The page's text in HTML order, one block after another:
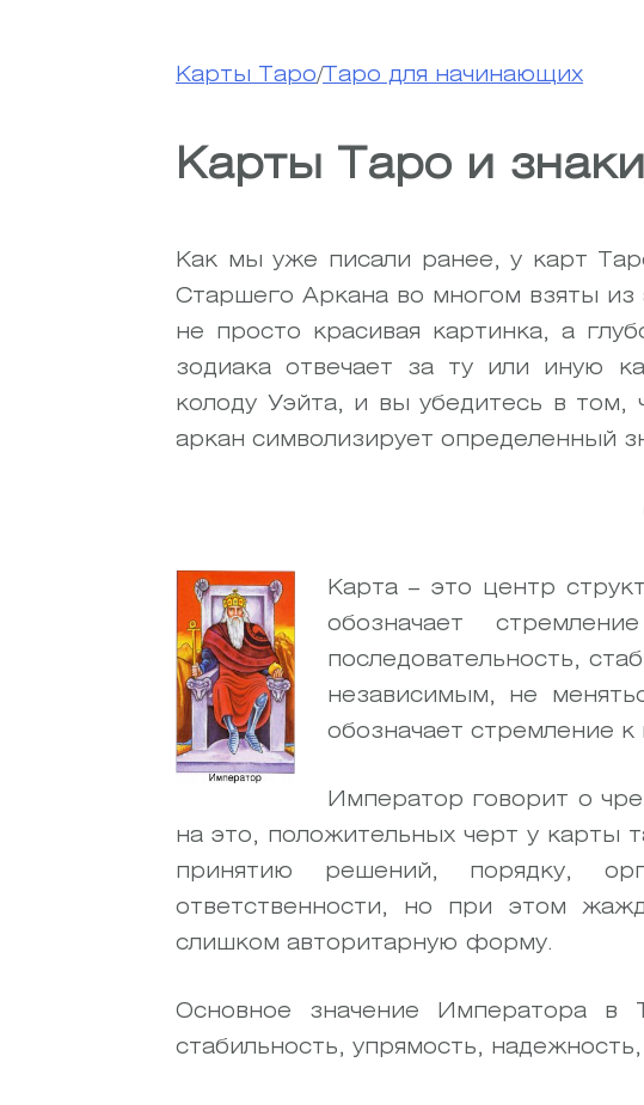
Карты Таро/ Таро для начинающих
Карты Таро и
Как мы уже писали ранее, у карт
Старшего Аркана во многом взяты из
не просто красивая картинка, а
зодиака отвечает за ту или иную
колоду Уэйта, и вы убедитесь в
аркан символизирует определенный
Карта – это центр
обозначает
последовательность,
независимым, не
обозначает стремление к
Император говорит о
на это, положительных черт у карты
принятию решений, порядку,
ответственности, но при этом
слишком авторитарную форму.
Основное значение Императора в
стабильность, упрямость,